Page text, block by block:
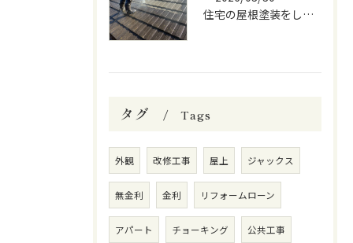
住宅の屋根塗装をしています
タグ Tags
外観 改修工事 屋上 ジャックス
無金利 金利 リフォームローン
アパート チョーキング 公共工事